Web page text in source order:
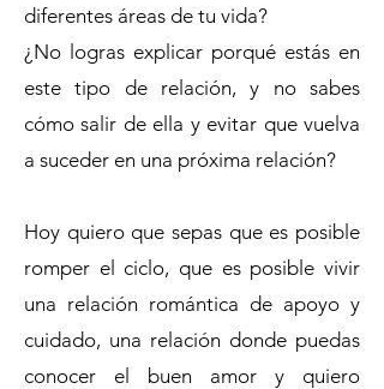
diferentes áreas de tu vida?
¿No logras explicar porqué estás en
este tipo de relación, y no sabes
cómo salir de ella y evitar que vuelva
a suceder en una próxima relación?
Hoy quiero que sepas que es posible
romper el ciclo, que es posible vivir
una relación romántica de apoyo y
cuidado, una relación donde puedas
conocer el buen amor y quiero